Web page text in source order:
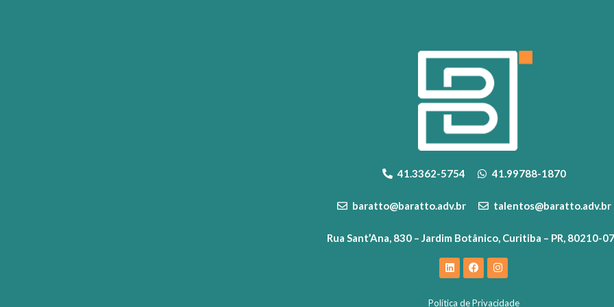
41.3362-5754 41.99788-1870
baratto@baratto.adv.br talentos@baratto.adv.br
Rua Sant’Ana, 830 – Jardim Botânico, Curitiba – PR, 80210-
Política de Privacidade